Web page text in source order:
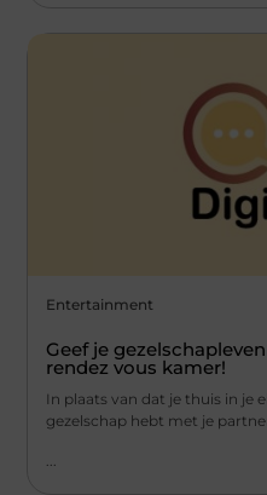
Entertainment
Geef je
rendez vous kamer!
In plaats van dat je thuis in je
gezelschap hebt met je